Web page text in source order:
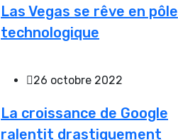
Las Vegas se rêve en pôle
technologique
26 octobre 2022
La croissance de Google
ralentit drastiquement